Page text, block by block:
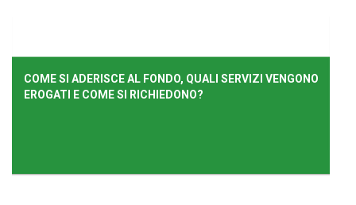
COME SI ADERISCE AL FONDO, QUALI SERVIZI VENGONO
EROGATI E COME SI RICHIEDONO?